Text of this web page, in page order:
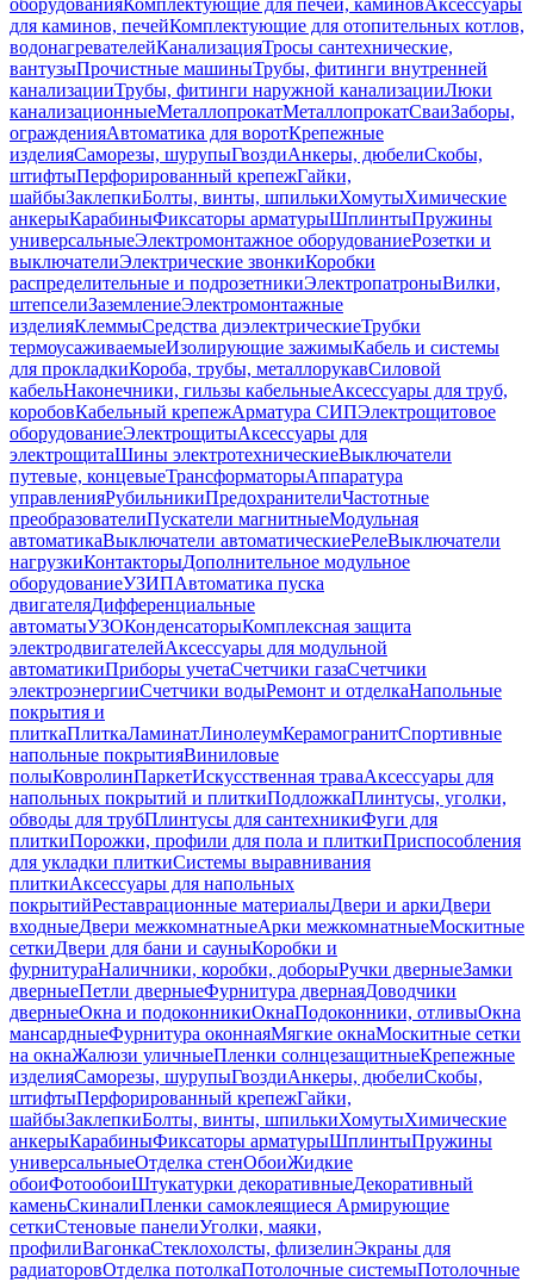
оборудованияКомплектующие для печей, каминовАксессуары
для каминов, печейКомплектующие для отопительных котлов,
водонагревателейКанализацияТросы сантехнические,
вантузыПрочистные машиныТрубы, фитинги внутренней
канализацииТрубы, фитинги наружной канализацииЛюки
канализационныеМеталлопрокатМеталлопрокатСваиЗаборы,
огражденияАвтоматика для воротКрепежные
изделияСаморезы, шурупыГвоздиАнкеры, дюбелиСкобы,
штифтыПерфорированный крепежГайки,
шайбыЗаклепкиБолты, винты, шпилькиХомутыХимические
анкерыКарабиныФиксаторы арматурыШплинтыПружины
универсальныеЭлектромонтажное оборудованиеРозетки и
выключателиЭлектрические звонкиКоробки
распределительные и подрозетникиЭлектропатроныВилки,
штепселиЗаземлениеЭлектромонтажные
изделияКлеммыСредства диэлектрическиеТрубки
термоусаживаемыеИзолирующие зажимыКабель и системы
для прокладкиКороба, трубы, металлорукавСиловой
кабельНаконечники, гильзы кабельныеАксессуары для труб,
коробовКабельный крепежАрматура СИПЭлектрощитовое
оборудованиеЭлектрощитыАксессуары для
электрощитаШины электротехническиеВыключатели
путевые, концевыеТрансформаторыАппаратура
управленияРубильникиПредохранителиЧастотные
преобразователиПускатели магнитныеМодульная
автоматикаВыключатели автоматическиеРелеВыключатели
нагрузкиКонтакторыДополнительное модульное
оборудованиеУЗИПАвтоматика пуска
двигателяДифференциальные
автоматыУЗОКонденсаторыКомплексная защита
электродвигателейАксессуары для модульной
автоматикиПриборы учетаСчетчики газаСчетчики
электроэнергииСчетчики водыРемонт и отделкаНапольные
покрытия и
плиткаПлиткаЛаминатЛинолеумКерамогранитСпортивные
напольные покрытияВиниловые
полыКовролинПаркетИскусственная траваАксессуары для
напольных покрытий и плиткиПодложкаПлинтусы, уголки,
обводы для трубПлинтусы для сантехникиФуги для
плиткиПорожки, профили для пола и плиткиПриспособления
для укладки плиткиСистемы выравнивания
плиткиАксессуары для напольных
покрытийРеставрационные материалыДвери и аркиДвери
входныеДвери межкомнатныеАрки межкомнатныеМоскитные
сеткиДвери для бани и сауныКоробки и
фурнитураНаличники, коробки, доборыРучки дверныеЗамки
дверныеПетли дверныеФурнитура двернаяДоводчики
дверныеОкна и подоконникиОкнаПодоконники, отливыОкна
мансардныеФурнитура оконнаяМягкие окнаМоскитные сетки
на окнаЖалюзи уличныеПленки солнцезащитныеКрепежные
изделияСаморезы, шурупыГвоздиАнкеры, дюбелиСкобы,
штифтыПерфорированный крепежГайки,
шайбыЗаклепкиБолты, винты, шпилькиХомутыХимические
анкерыКарабиныФиксаторы арматурыШплинтыПружины
универсальныеОтделка стенОбоиЖидкие
обоиФотообоиШтукатурки декоративныеДекоративный
каменьСкиналиПленки самоклеящиеся Армирующие
сеткиСтеновые панелиУголки, маяки,
профилиВагонкаСтеклохолсты, флизелинЭкраны для
радиаторовОтделка потолкаПотолочные системыПотолочные